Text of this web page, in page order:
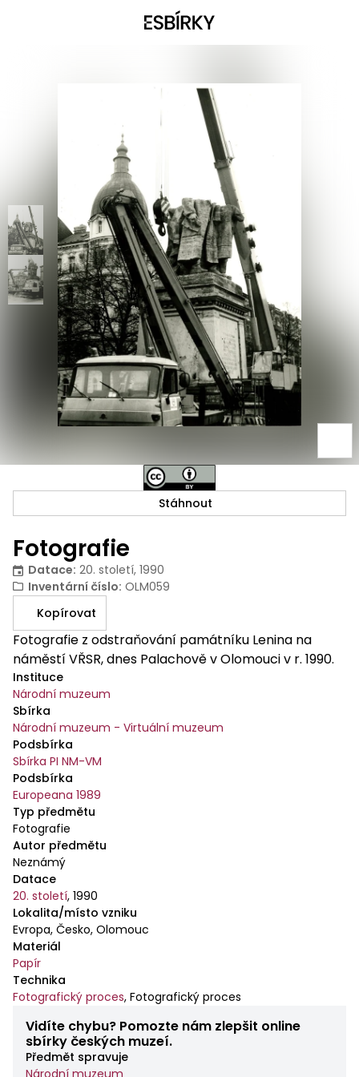
Fotografie
Datace: 20. století, 1990
Inventární číslo: OLM059
Kopírovat
Fotografie z odstraňování památníku Lenina na
náměstí VŘSR, dnes Palachově v Olomouci v r. 1990.
Instituce
Národní muzeum
Sbírka
Národní muzeum - Virtuální muzeum
Podsbírka
Sbírka PI NM-VM
Podsbírka
Europeana 1989
Typ předmětu
Fotografie
Autor předmětu
Neznámý
Datace
20. století, 1990
Lokalita/místo vzniku
Evropa, Česko, Olomouc
Materiál
Papír
Technika
Fotografický proces, Fotografický proces
Vidíte chybu? Pomozte nám zlepšit online
sbírky českých muzeí.
Předmět spravuje
Národní muzeum
Stáhnout